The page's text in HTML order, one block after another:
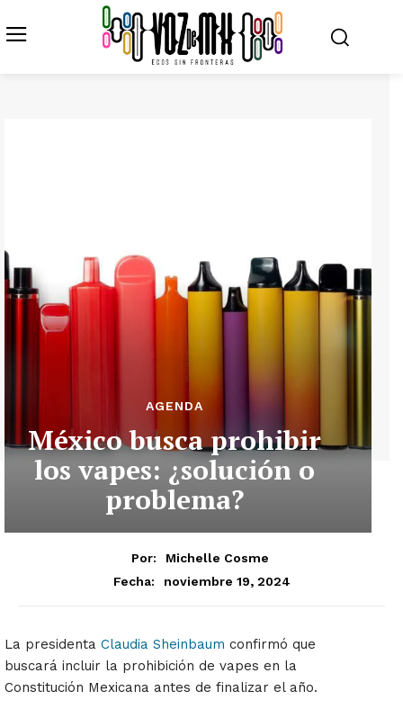
AGENDA
México busca prohibir
los vapes: ¿solución o
problema?
Por:
Michelle Cosme
Fecha:
noviembre 19, 2024
La presidenta Claudia Sheinbaum confirmó que
buscará incluir la prohibición de vapes en la
Constitución Mexicana antes de finalizar el año.